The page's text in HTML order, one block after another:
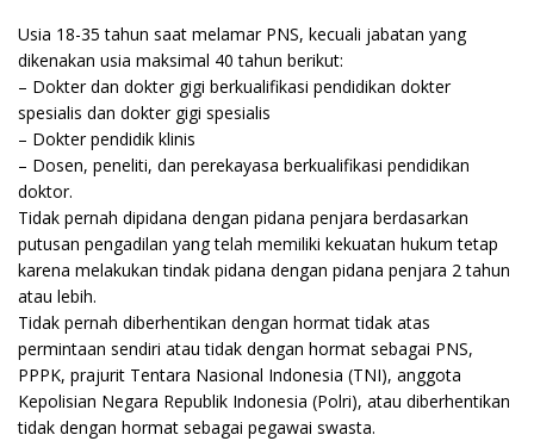
Usia 18-35 tahun saat melamar PNS, kecuali jabatan yang
dikenakan usia maksimal 40 tahun berikut:
– Dokter dan dokter gigi berkualifikasi pendidikan dokter
spesialis dan dokter gigi spesialis
– Dokter pendidik klinis
– Dosen, peneliti, dan perekayasa berkualifikasi pendidikan
doktor.
Tidak pernah dipidana dengan pidana penjara berdasarkan
putusan pengadilan yang telah memiliki kekuatan hukum tetap
karena melakukan tindak pidana dengan pidana penjara 2 tahun
atau lebih.
Tidak pernah diberhentikan dengan hormat tidak atas
permintaan sendiri atau tidak dengan hormat sebagai PNS,
PPPK, prajurit Tentara Nasional Indonesia (TNI), anggota
Kepolisian Negara Republik Indonesia (Polri), atau diberhentikan
tidak dengan hormat sebagai pegawai swasta.